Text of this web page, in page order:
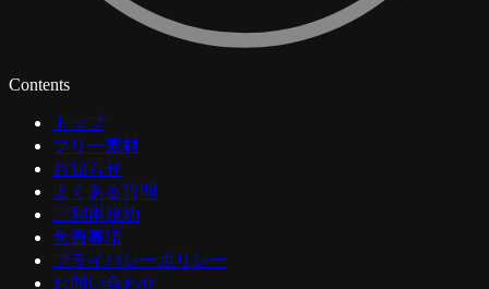
Contents
トップ
フリー素材
お知らせ
よくある質問
ご利用規約
免責事項
プライバシーポリシー
お問い合わせ